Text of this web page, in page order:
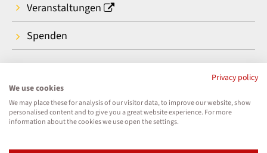
Veranstaltungen
Spenden
Privacy policy
We use cookies
We may place these for analysis of our visitor data, to improve our website, show
personalised content and to give you a great website experience. For more
information about the cookies we use open the settings.